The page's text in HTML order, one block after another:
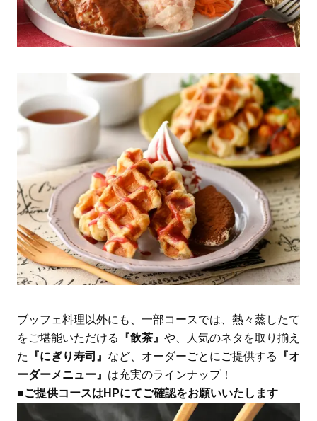
ブッフェ料理以外にも、一部コースでは、熱々蒸したて
をご堪能いただける
『飲茶』 や、人気のネタを取り揃え
た
『にぎり寿司』 など、オーダーごとにご提供する
『オ
ーダーメニュー』 は充実のラインナップ！
■ご提供コースはHPにてご確認をお願いいたします